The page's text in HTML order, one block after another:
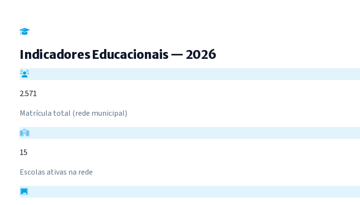
Indicadores Educacionais — 2026
2.571
Matrícula total (rede municipal)
15
Escolas ativas na rede